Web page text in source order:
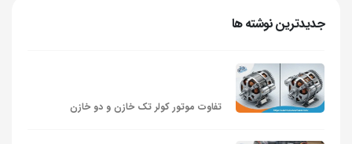
جدیدترین نوشته ها
تفاوت موتور کولر تک خازن و دو خازن